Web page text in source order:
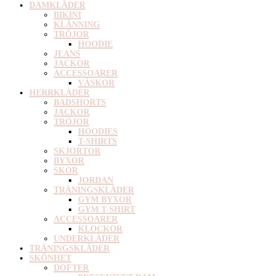
DAMKLÄDER
BIKINI
KLÄNNING
TRÖJOR
HOODIE
JEANS
JACKOR
ACCESSOARER
VÄSKOR
HERRKLÄDER
BADSHORTS
JACKOR
TRÖJOR
HOODIES
T-SHIRTS
SKJORTOR
BYXOR
SKOR
JORDAN
TRÄNINGSKLÄDER
GYM BYXOR
GYM T-SHIRT
ACCESSOARER
KLOCKOR
UNDERKLÄDER
TRÄNINGSKLÄDER
SKÖNHET
DOFTER